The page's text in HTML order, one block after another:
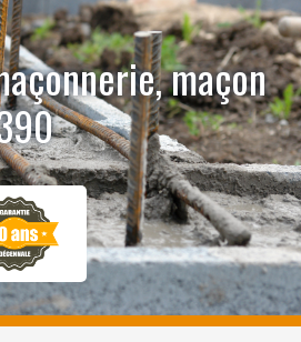
maçon